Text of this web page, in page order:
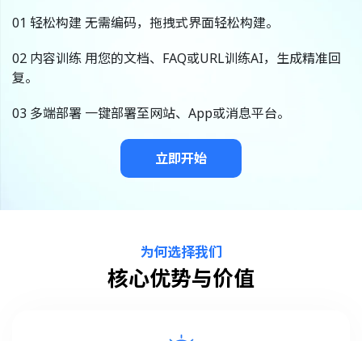
01 轻松构建 无需编码，拖拽式界面轻松构建。
02 内容训练 用您的文档、FAQ或URL训练AI，生成精准回
复。
03 多端部署 一键部署至网站、App或消息平台。
立即开始
为何选择我们
核心优势与价值